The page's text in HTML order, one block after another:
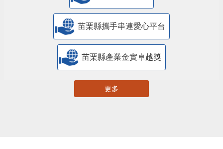
苗栗縣攜手串連愛心平台
苗栗縣產業金實卓越獎
更多